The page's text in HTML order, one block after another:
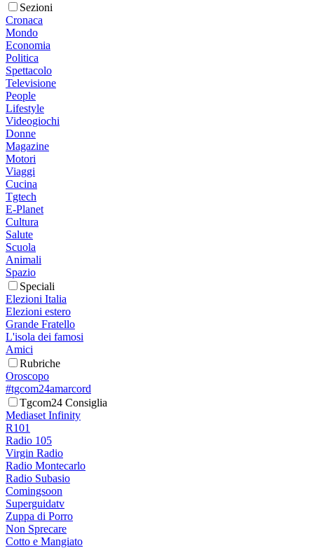
Sezioni
Cronaca
Mondo
Economia
Politica
Spettacolo
Televisione
People
Lifestyle
Videogiochi
Donne
Magazine
Motori
Viaggi
Cucina
Tgtech
E-Planet
Cultura
Salute
Scuola
Animali
Spazio
Speciali
Elezioni Italia
Elezioni estero
Grande Fratello
L'isola dei famosi
Amici
Rubriche
Oroscopo
#tgcom24amarcord
Tgcom24 Consiglia
Mediaset Infinity
R101
Radio 105
Virgin Radio
Radio Montecarlo
Radio Subasio
Comingsoon
Superguidatv
Zuppa di Porro
Non Sprecare
Cotto e Mangiato